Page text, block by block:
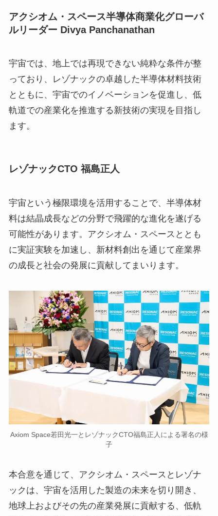
アクシオム・スペース半導体商業化グローバ
ルリーダー Divya Panchanathan
宇宙では、地上では再現できない純粋な条件が整
っており、レゾナックの卓越した半導体材料技術
とともに、宇宙でのイノベーションを促進し、低
軌道での産業化を推進する新技術の実現を目指し
ます。
レゾナックCTO 福島正人
宇宙という極限環境を活用することで、半導体材
料は結晶成長などの分野で飛躍的な進化を遂げる
可能性があります。アクシオム・スペースととも
に実証実験を加速し、新材料創出を通じて産業界
の成長と社会の発展に貢献してまいります。
Axiom Space若田光一とレゾナックCTO福島正人による署名の様
子
本合意を通じて、アクシオム・スペースとレゾナ
ックは、宇宙を活用した製造の未来を切り開き、
地球上およびその先の産業発展に貢献する、低軌